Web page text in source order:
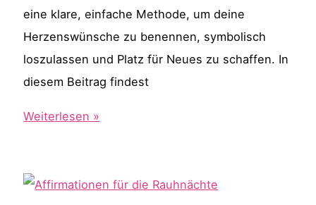
eine klare, einfache Methode, um deine
Herzenswünsche zu benennen, symbolisch
loszulassen und Platz für Neues zu schaffen. In
diesem Beitrag findest
Ritual
Wünsche
Weiterlesen »